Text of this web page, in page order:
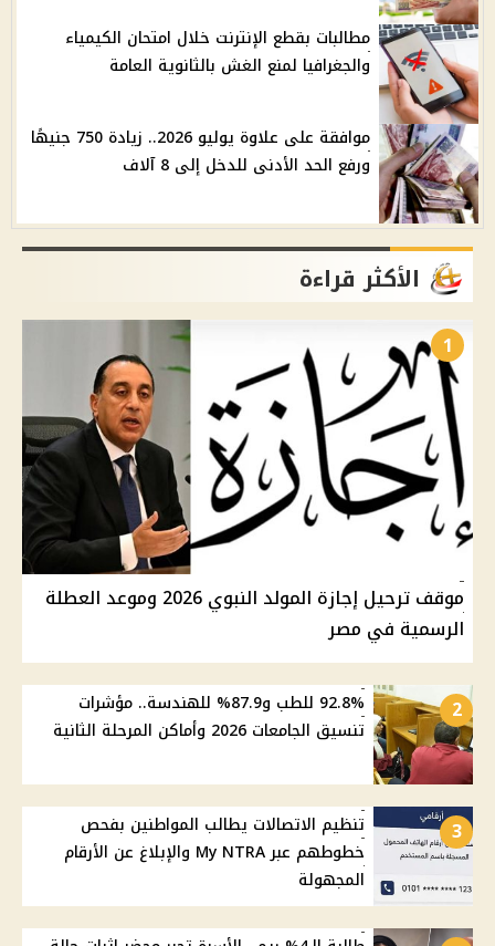
مطالبات بقطع الإنترنت خلال امتحان الكيمياء
والجغرافيا لمنع الغش بالثانوية العامة
موافقة على علاوة يوليو 2026.. زيادة 750 جنيهًا
ورفع الحد الأدنى للدخل إلى 8 آلاف
الأكثر قراءة
1
موقف ترحيل إجازة المولد النبوي 2026 وموعد العطلة
الرسمية في مصر
2
92.8% للطب و87.9% للهندسة.. مؤشرات
تنسيق الجامعات 2026 وأماكن المرحلة الثانية
3
تنظيم الاتصالات يطالب المواطنين بفحص
خطوطهم عبر My NTRA والإبلاغ عن الأرقام
المجهولة